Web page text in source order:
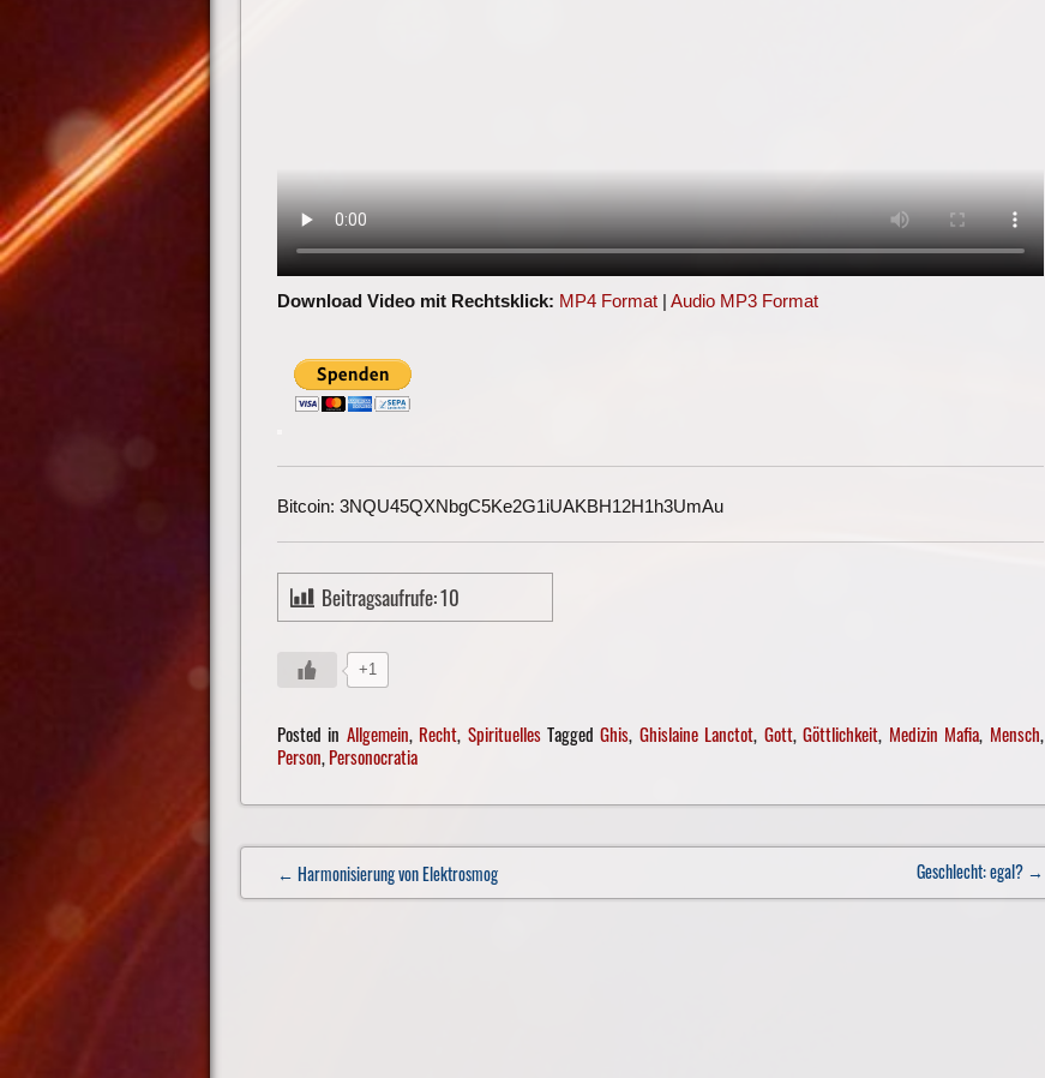
Download Video mit Rechtsklick: MP4 Format| Audio MP3 Format
Bitcoin: 3NQU45QXNbgC5Ke2G1iUAKBH12H1h3UmAu
Beitragsaufrufe:10
+1
Posted in Allgemein, Recht, SpirituellesTaggedGhis, Ghislaine Lanctot, Gott,Göttlichkeit, Medizin Mafia, Mensch,
Person,Personocratia
Post
navigation
← Harmonisierung von Elektrosmog Geschlecht: egal? →